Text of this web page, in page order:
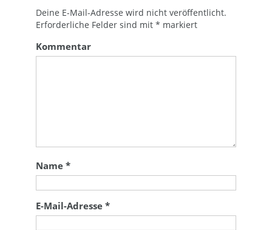
Deine E-Mail-Adresse wird nicht veröffentlicht.
Erforderliche Felder sind mit* markiert
Kommentar
Name*
E-Mail-Adresse*